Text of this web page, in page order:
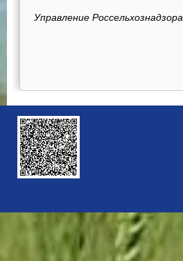
Управление Россельхознадзора